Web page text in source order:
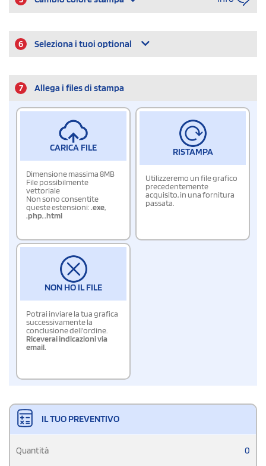
6 Seleziona i tuoi optional
7 Allega i files di stampa
CARICA FILE
Dimensione massima 8MB
File possibilmente
vettoriale
Non sono consentite
queste estensioni:.exe,
.php,.html
RISTAMPA
Utilizzeremo un file grafico
precedentemente
acquisito, in una fornitura
passata.
NON HO IL FILE
Potrai inviare la tua grafica
successivamente la
conclusione dell'ordine.
Riceverai indicazioni via
email.
IL TUO PREVENTIVO
Quantità 0